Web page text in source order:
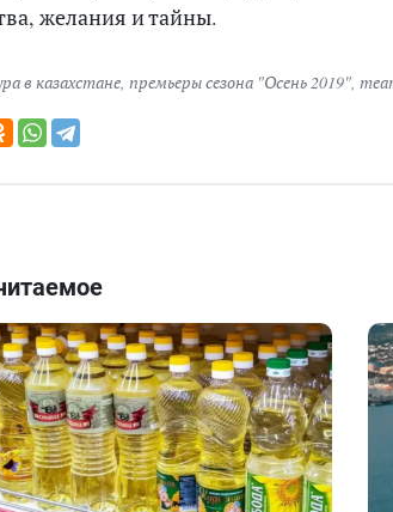
желания и тайны.
в казахстане премьеры сезона "Осень 2019"